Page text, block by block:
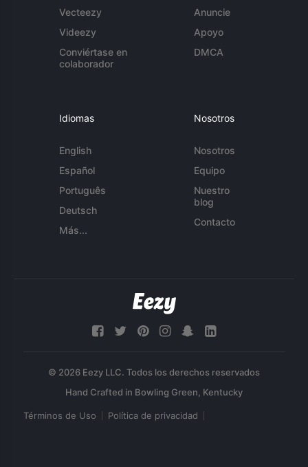
Vecteezy
Videezy
Conviértase en
colaborador
Anuncie
Apoyo
DMCA
Idiomas
English
Español
Português
Deutsch
Más...
Nosotros
Nosotros
Equipo
Nuestro
blog
Contacto
© 2026 Eezy LLC. Todos los derechos reservados
Términos de Uso Política de privacidad